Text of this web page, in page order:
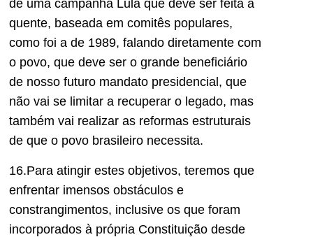
de uma campanha Lula que deve ser feita a
quente, baseada em comitês populares,
como foi a de 1989, falando diretamente com
o povo, que deve ser o grande beneficiário
de nosso futuro mandato presidencial, que
não vai se limitar a recuperar o legado, mas
também vai realizar as reformas estruturais
de que o povo brasileiro necessita.
16.Para atingir estes objetivos, teremos que
enfrentar imensos obstáculos e
constrangimentos, inclusive os que foram
incorporados à própria Constituição desde